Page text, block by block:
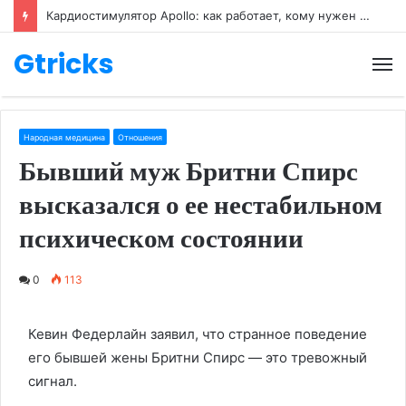
Кардиостимулятор Apollo: как работает, кому нужен и как его настраивают
Gtricks
Народная медицина Отношения
Бывший муж Бритни Спирс
высказался о ее нестабильном
психическом состоянии
0 113
Кевин Федерлайн заявил, что странное поведение
его бывшей жены Бритни Спирс — это тревожный
сигнал.